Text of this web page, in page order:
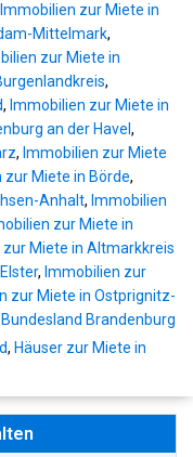
Immobilien zur Miete in
Mittelmark,
zur Miete in
,
, Immobilien zur Miete in
an der Havel ,
, Immobilien zur Miete
zur Miete in Börde,
Anhalt, Immobilien
zur Miete in
zur Miete in Altmarkkreis
, Immobilien zur
zur Miete in Ostprignitz-
Brandenburg
, Häuser zur Miete in